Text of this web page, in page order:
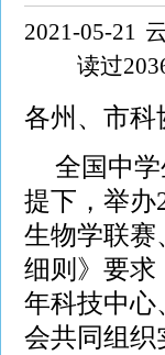
2021-05-21
读过
各州、市科
全国中
提下，举办
生物学联赛
细则》要求
年科技中心
会共同组织